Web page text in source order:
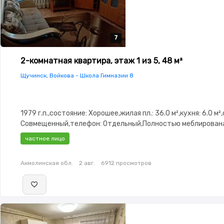
7
7
7
7
7
2-комнатная квартира, этаж 1 из 5, 48 м²
Щучинск, Войкова - Школа Гимназии 8
1979 г.п.,состояние: Хорошее,жилая пл.: 36.0 м²,кухня: 6.0
Совмещенный,телефон: Отдельный,Полностью
меблирована,паркинг: Паркинг,Кодовый
изолированы,Встроенная кухня
частное лицо
Акмолинская обл. 2 авг. 6912 просмотров